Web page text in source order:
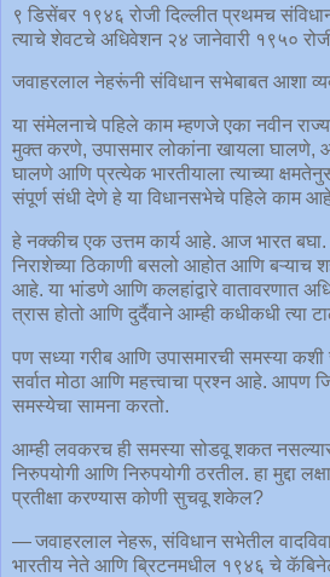
९ डिसेंबर १९४६ रोजी दिल्लीत प्रथमच
त्याचे शेवटचे अधिवेशन २४ जानेवारी १९५०
जवाहरलाल नेहरूंनी संविधान सभेबाबत आशा
या संमेलनाचे पहिले काम म्हणजे एका नवीन
मुक्त करणे, उपासमार लोकांना खायला घालणे,
घालणे आणि प्रत्येक भारतीयाला त्याच्या
संपूर्ण संधी देणे हे या विधानसभेचे पहिले काम
हे नक्कीच एक उत्तम कार्य आहे. आज भारत बघा.
निराशेच्या ठिकाणी बसलो आहोत आणि बऱ्याच
आहे. या भांडणे आणि कलहांद्वारे वातावरणात
त्रास होतो आणि दुर्दैवाने आम्ही कधीकधी त्या
पण सध्या गरीब आणि उपासमारची समस्या कशी
सर्वात मोठा आणि महत्त्वाचा प्रश्न आहे.
समस्येचा सामना करतो.
आम्ही लवकरच ही समस्या सोडवू शकत
निरुपयोगी आणि निरुपयोगी ठरतील. हा मुद्दा
प्रतीक्षा करण्यास कोणी सुचवू शकेल?
— जवाहरलाल नेहरू, संविधान सभेतील
भारतीय नेते आणि ब्रिटनमधील १९४६ चे